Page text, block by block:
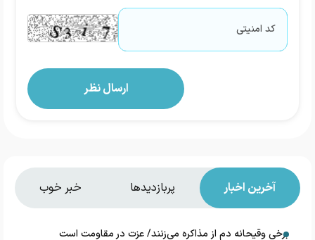
آخرین اخبار پربازدیدها خبر خوب
برخی وقیحانه دم از مذاکره می‌زنند/ عزت در مقاومت است